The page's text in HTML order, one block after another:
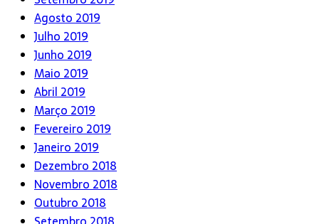
Agosto 2019
Julho 2019
Junho 2019
Maio 2019
Abril 2019
Março 2019
Fevereiro 2019
Janeiro 2019
Dezembro 2018
Novembro 2018
Outubro 2018